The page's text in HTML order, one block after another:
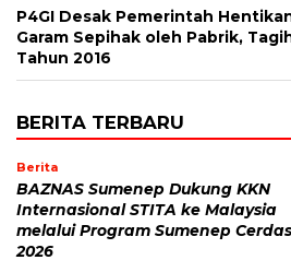
P4GI Desak Pemerintah
Garam Sepihak oleh Pabrik,
Tahun 2016
BERITA TERBARU
Berita
BAZNAS Sumenep Dukung KKN
Internasional STITA ke Malaysia
melalui Program Sumenep Cerdas
2026